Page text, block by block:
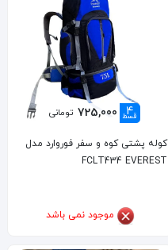
4
قسط 725,000 تومانی
کوله پشتی کوه و سفر فوروارد مدل
FCLT434 EVEREST
موجود نمی باشد